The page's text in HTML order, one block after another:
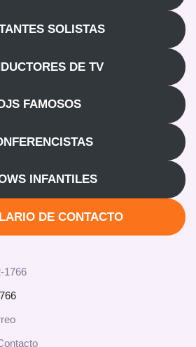
SOLISTAS
DE TV
DJS FAMOSOS
INFANTILES
DE CONTACTO
1766